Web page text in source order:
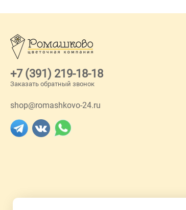
+7 (391) 219-18-18
Заказать обратный звонок
shop@romashkovo-24.ru